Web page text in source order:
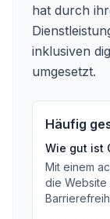
hat durch
inklusiven
umgesetzt.
Häufig
Wie gut ist
Mit einem
die